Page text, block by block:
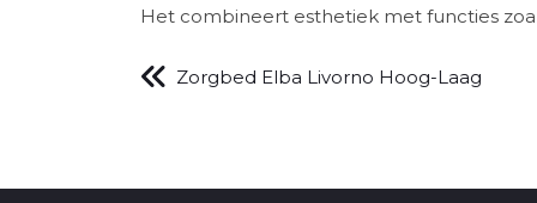
Het combineert esthetiek met functies
Zorgbed Elba Livorno Hoog-Laag